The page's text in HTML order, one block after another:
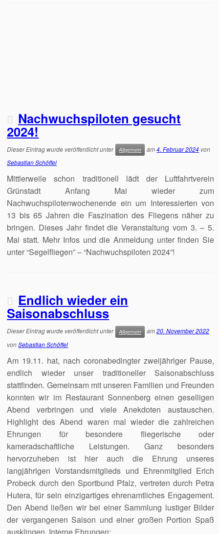
Nachwuchspiloten gesucht
2024!
Dieser Eintrag wurde veröffentlicht unter Allgemein am4. Februar 2024 von
Sebastian Schöffel
Mittlerweile schon traditionell lädt der Luftfahrtverein
Grünstadt Anfang Mai wieder zum
Nachwuchspilotenwochenende ein um Interessierten von
13 bis 65 Jahren die Faszination des Fliegens näher zu
bringen. Dieses Jahr findet die Veranstaltung vom 3. – 5.
Mai statt. Mehr Infos und die Anmeldung unter finden Sie
unter “Segelfliegen” – “Nachwuchspiloten 2024”!
Endlich wieder ein
Saisonabschluss
Dieser Eintrag wurde veröffentlicht unter Allgemein am20. November 2022
vonSebastian Schöffel
Am 19.11. hat, nach coronabedingter zweijähriger Pause,
endlich wieder unser traditioneller Saisonabschluss
stattfinden. Gemeinsam mit unseren Familien und Freunden
konnten wir im Restaurant Sonnenberg einen geselligen
Abend verbringen und viele Anekdoten austauschen.
Highlight des Abend waren mal wieder die zahlreichen
Ehrungen für besondere fliegerische oder
kameradschaftliche Leistungen. Ganz besonders
hervorzuheben ist hier auch die Ehrung unseres
langjährigen Vorstandsmitglieds und Ehrenmitglied Erich
Probeck durch den Sportbund Pfalz, vertreten durch Petra
Hutera, für sein einzigartiges ehrenamtliches Engagement.
Den Abend ließen wir bei einer Sammlung lustiger Bilder
der vergangenen Saison und einer großen Portion Spaß